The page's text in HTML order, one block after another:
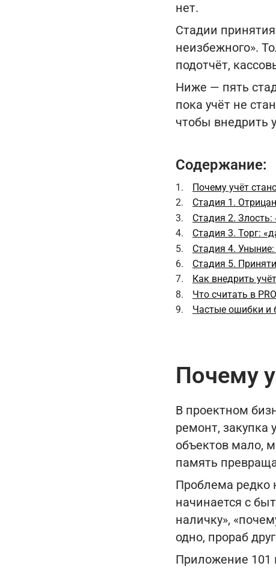
нет.
Стадии
неизбежного».
подотчёт,
Ниже — пять
пока учёт не
чтобы внедрить
Содержание:
Почему учёт
Стадия 1.
Стадия 2.
Стадия 3. Торг:
Стадия 4. Уныние:
Стадия 5.
Как внедрить
Что считать в
Частые ошибки и
Почему
В проектном
ремонт, закупка
объектов мало,
память
Проблема редко
начинается с
наличку»,
одно, прораб
Приложение 101